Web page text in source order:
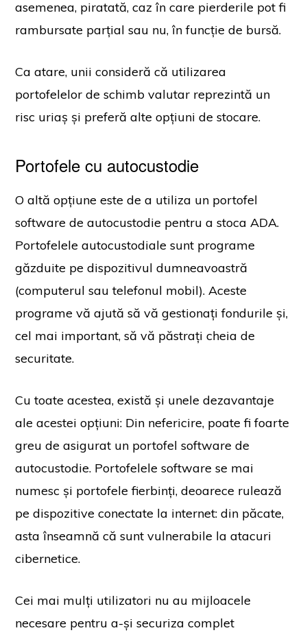
asemenea, piratată, caz în care pierderile pot fi
rambursate parțial sau nu, în funcție de bursă.
Ca atare, unii consideră că utilizarea
portofelelor de schimb valutar reprezintă un
risc uriaș și preferă alte opțiuni de stocare.
Portofele cu autocustodie
O altă opțiune este de a utiliza un portofel
software de autocustodie pentru a stoca ADA.
Portofelele autocustodiale sunt programe
găzduite pe dispozitivul dumneavoastră
(computerul sau telefonul mobil). Aceste
programe vă ajută să vă gestionați fondurile și,
cel mai important, să vă păstrați cheia de
securitate.
Cu toate acestea, există și unele dezavantaje
ale acestei opțiuni: Din nefericire, poate fi foarte
greu de asigurat un portofel software de
autocustodie. Portofelele software se mai
numesc și portofele fierbinți, deoarece rulează
pe dispozitive conectate la internet: din păcate,
asta înseamnă că sunt vulnerabile la atacuri
cibernetice.
Cei mai mulți utilizatori nu au mijloacele
necesare pentru a-și securiza complet